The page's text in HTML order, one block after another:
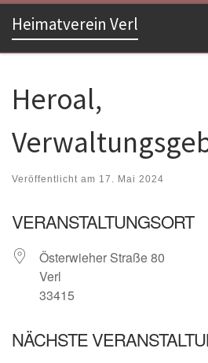
Zum Inhalt springen
Heimatverein Verl
Heroal,
Veröffentlicht am 17. Mai 2024
VERANSTALTUNGSORT
Österwieher Straße 80
Verl
33415
NÄCHSTE